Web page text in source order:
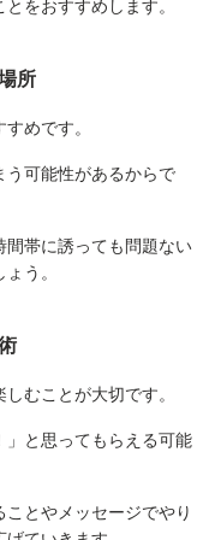
をおすすめします。
所
めです。
う可能性があるからで
帯に誘っても問題ない
う。
むことが大切です。
と思ってもらえる可能
とやメッセージでやり